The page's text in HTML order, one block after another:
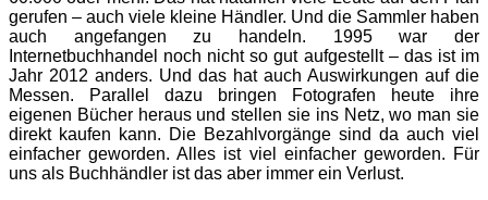
gerufen – auch viele kleine Händler. Und die Sammler haben
auch angefangen zu handeln. 1995 war der
Internetbuchhandel noch nicht so gut aufge­stellt – das ist im
Jahr 2012 anders. Und das hat auch Auswirkungen auf die
Messen. Parallel dazu bringen Fotografen heute ihre
eigenen Bücher heraus und stellen sie ins Netz, wo man sie
direkt kaufen kann. Die Bezahlvorgänge sind da auch viel
einfacher geworden. Alles ist viel einfacher geworden. Für
uns als Buchhändler ist das aber immer ein Verlust.